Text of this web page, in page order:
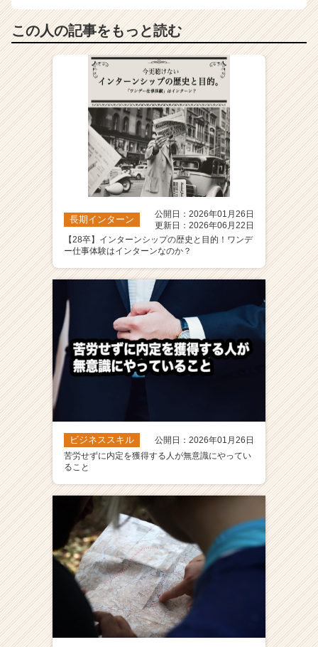
この人の記事をもっと読む
長期インターン
公開日：2026年01月26日
更新日：2026年06月22日
【28卒】インターンシップの歴史と目的！ワンデ
ー仕事体験はインターンなのか？
ビジネススキル
公開日：2026年01月26日
苦労せずに内定を獲得する人が無意識にやってい
ること